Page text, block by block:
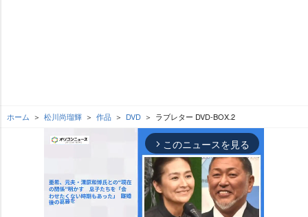
ホーム 松川尚瑠輝 作品 DVD ラブレター DVD-BOX.2
arrow_forward_ios このニュースを見る